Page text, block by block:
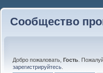
Сообщество
Добро пожаловать, Гость .
зарегистрируйтесь